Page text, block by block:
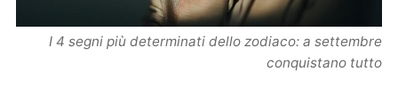
I 4 segni più determinati dello zodiaco: a settembre
conquistano tutto